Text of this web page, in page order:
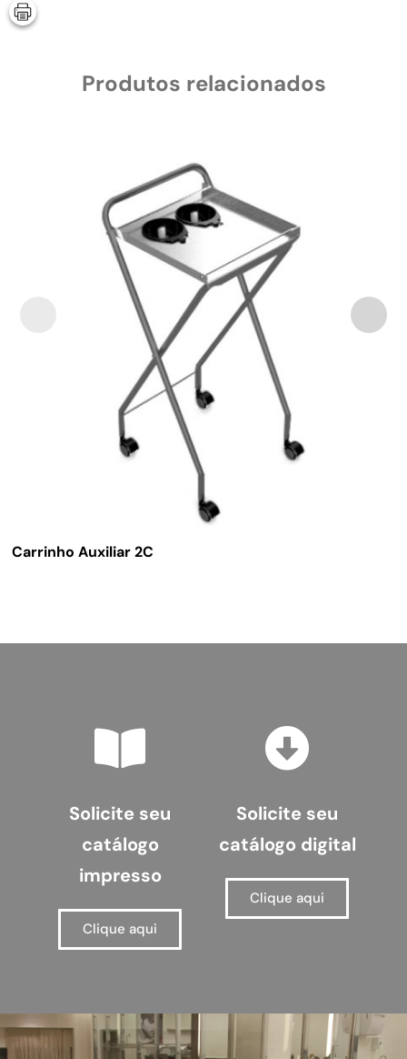
Produtos relacionados
Carrinho Auxiliar 2C
Solicite seu
catálogo
impresso
Clique aqui
Solicite seu
catálogo digital
Clique aqui